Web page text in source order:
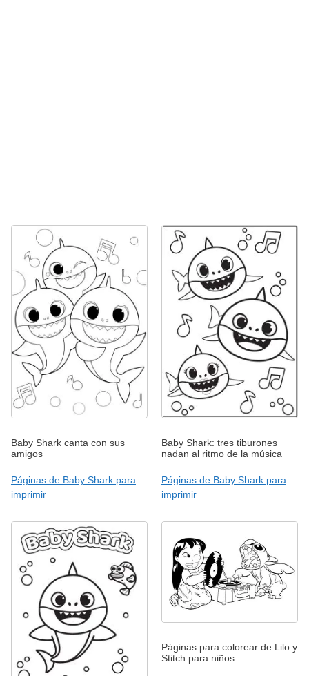
Baby Shark canta con sus
amigos
Páginas de Baby Shark para
imprimir
Baby Shark: tres tiburones
nadan al ritmo de la música
Páginas de Baby Shark para
imprimir
Páginas para colorear de Lilo y
Stitch para niños